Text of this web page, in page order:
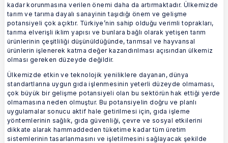
kadar korunmasına verilen önemi daha da artırmaktadır. Ülkemizde
tarım ve tarıma dayalı sanayinin taşıdığı önem ve gelişme
potansiyeli çok açıktır. Türkiye’nin sahip olduğu verimli toprakları,
tarıma elverişli iklim yapısı ve bunlara bağlı olarak yetişen tarım
ürünlerinin çeşitliliği düşünüldüğünde, tarımsal ve hayvansal
ürünlerin işlenerek katma değer kazandırılması açısından ülkemiz
olması gereken düzeyde değildir.
Ülkemizde etkin ve teknolojik yeniliklere dayanan, dünya
standartlarına uygun gıda işlenmesinin yeterli düzeyde olmaması,
çok büyük bir gelişme potansiyeli olan bu sektörün hak ettiği yerde
olmamasına neden olmuştur. Bu potansiyelin doğru ve planlı
uygulamalar sonucu aktif hale getirilmesi için, gıda işleme
yöntemlerinin sağlık, gıda güvenliği, çevre ve sosyal etkilerini
dikkate alarak hammaddeden tüketime kadar tüm üretim
sistemlerinin tasarlanmasını ve işletilmesini sağlayacak şekilde